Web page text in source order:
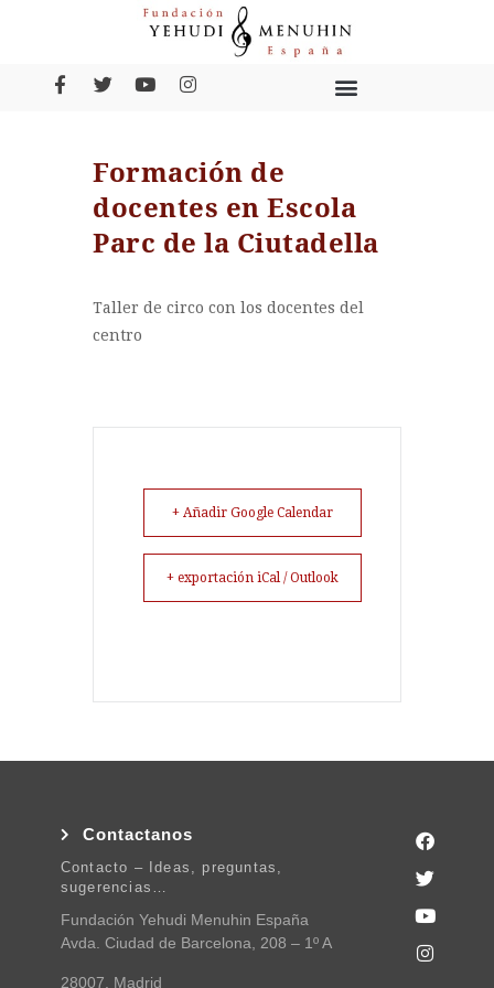
Formación de
docentes en Escola
Parc de la Ciutadella
Taller de circo con los docentes del
centro
+ Añadir Google Calendar
+ exportación iCal / Outlook
Contactanos
Contacto – Ideas, preguntas,
sugerencias…
Fundación Yehudi Menuhin España
Avda. Ciudad de Barcelona, 208 – 1º A
28007, Madrid